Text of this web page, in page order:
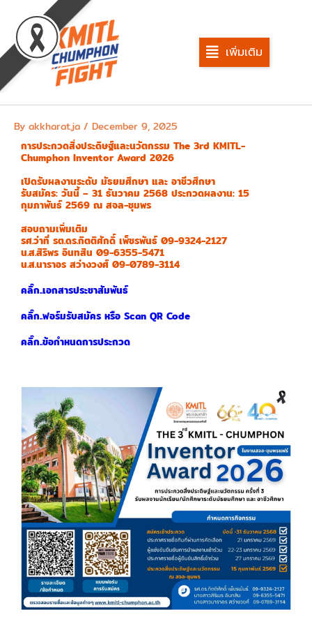
content
เพิ่มเติม
By akkharat.ja / December 9, 2025
การประกวดสิ่งประดิษฐ์และนวัตกรรม The 3rd KMITL-
Chumphon Inventor Award 2026
เปิดรับผลงานระดับ มัธยมศึกษา และ อาชีวศึกษา
รับสมัคร: วันนี้ – 31 ธันวาคม 2568 ประกวดผลงาน: 15
กุมภาพันธ์ 2569 ณ สจล-ชุมพร
สอบถามเพิ่มเติม
รศ.ว่าที่ รต.ดร.กิตติศักดิ์ เพ็ชรพันธ์ 09-9324-2127
น.ส.สิริพร อินทสิน 09-6355-5471
น.ส.นาราอร สว่างวงศ์ 09-0789-3114
คลิ๊ก..เอกสารประชาสัมพันธ์
คลิ๊ก..ฟอร์มรับสมัคร หรือ Scan QR Code
คลิ๊ก..ข้อกำหนดการประกวด